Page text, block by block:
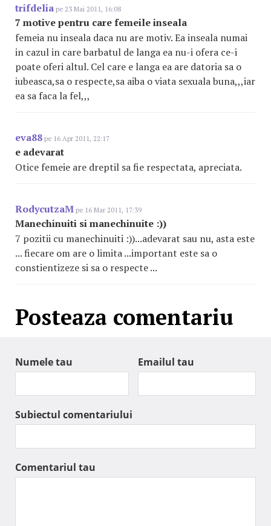
trifdelia pe 23 Mai 2011, 16:08
7 motive pentru care femeile inseala
femeia nu inseala daca nu are motiv. Ea inseala numai
in cazul in care barbatul de langa ea nu-i ofera ce-i
poate oferi altul. Cel care e langa ea are datoria sa o
iubeasca,sa o respecte,sa aiba o viata sexuala buna,,,iar
ea sa faca la fel,,,
eva88 pe 16 Apr 2011, 22:17
e adevarat
Otice femeie are dreptil sa fie respectata, apreciata.
RodycutzaM pe 16 Mar 2011, 17:39
Manechinuiti si manechinuite :))
7 pozitii cu manechinuiti :))...adevarat sau nu, asta este
... fiecare om are o limita ...important este sa o
constientizeze si sa o respecte ...
Posteaza comentariu
Numele tau Emailul tau
Subiectul comentariului
Comentariul tau